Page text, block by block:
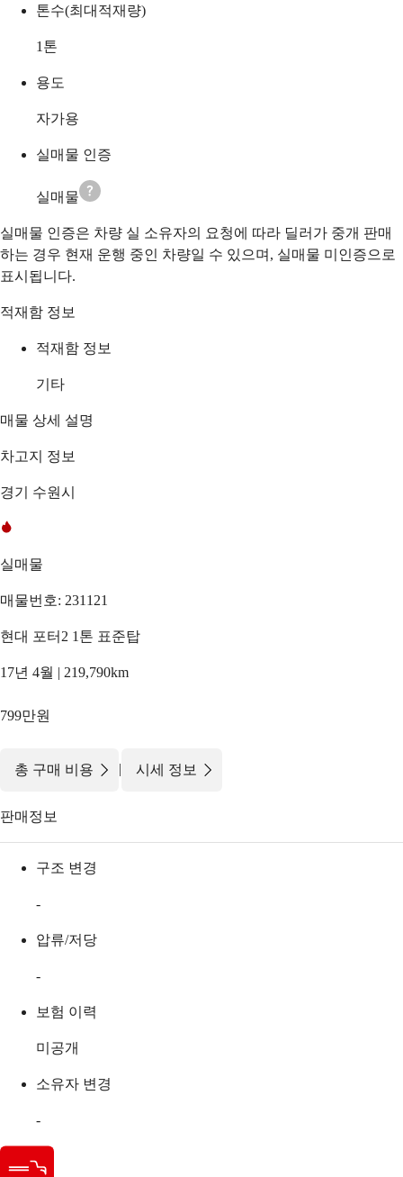
톤수(최대적재량)
1 톤
용도
자가용
실매물 인증
실매물
실매물 인증은 차량 실 소유자의 요청에 따라 딜러가 중개 판매
하는 경우 현재 운행 중인 차량일 수 있으며, 실매물 미인증으로
표시됩니다.
적재함 정보
적재함 정보
기타
매물 상세 설명
차고지 정보
경기 수원시
실매물
매물번호: 231121
현대 포터2 1톤 표준탑
17년 4월 | 219,790km
799만원
총 구매 비용 | 시세 정보
판매정보
구조 변경
-
압류/저당
-
보험 이력
미공개
소유자 변경
-